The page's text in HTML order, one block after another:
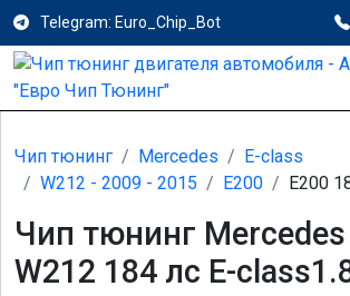
Telegram: Euro_Chip_Bot
Чип тюнинг Mercedes
E-class
W212 - 2009 - 2015
E200 E200
Чип тюнинг Mercedes
W212 184 лс E-